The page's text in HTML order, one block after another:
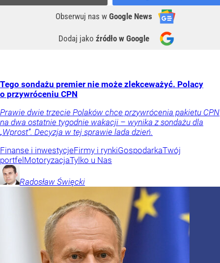
Obserwuj nas w Google News
Dodaj jako źródło w Google
Tego sondażu premier nie może zlekceważyć. Polacy
o przywróceniu CPN
Prawie dwie trzecie Polaków chce przywrócenia pakietu CPN
na dwa ostatnie tygodnie wakacji – wynika z sondażu dla
„Wprost”. Decyzja w tej sprawie lada dzień.
Finanse i inwestycjeFirmy i rynkiGospodarkaTwój
portfel MotoryzacjaTylko u Nas
Radosław Święcki